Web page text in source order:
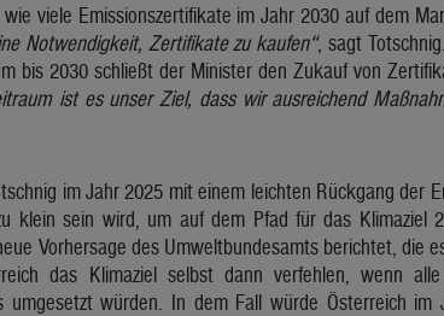
viele Emissionszertifikate im Jahr 2030 auf dem
Notwendigkeit, Zertifikate zu kaufen“, sagt
bis 2030 schließt der Minister den Zukauf von
ist es unser Ziel, dass wir ausreichend
im Jahr 2025 mit einem leichten Rückgang der
klein sein wird, um auf dem Pfad für das Klimaziel
Vorhersage des Umweltbundesamts berichtet, die
das Klimaziel selbst dann verfehlen, wenn alle
umgesetzt würden. In dem Fall würde Österreich im